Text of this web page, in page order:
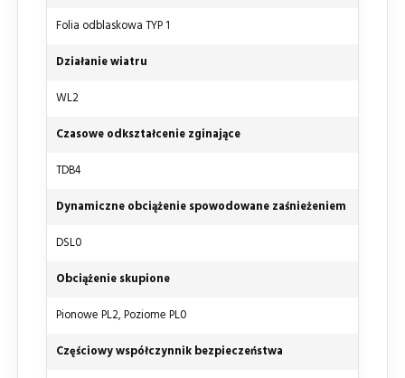
Folia odblaskowa TYP 1
Działanie wiatru
WL2
Czasowe odkształcenie zginające
TDB4
Dynamiczne obciążenie spowodowane zaśnieżeniem
DSL0
Obciążenie skupione
Pionowe PL2, Poziome PL0
Częściowy współczynnik bezpieczeństwa